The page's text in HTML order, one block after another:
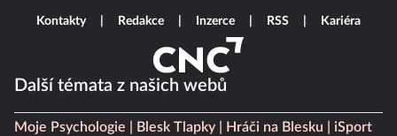
Další témata z našich webů
Moje Psychologie Blesk Tlapky Hráči na Blesku
iSport
Kontakty Redakce Inzerce RSS Kariéra